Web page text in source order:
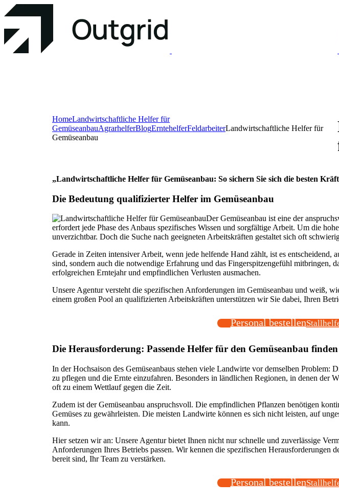
HomeLandwirtschaftliche Helfer für
GemüseanbauAgrarhelferBlogErntehelferFeldarbeiterLandwirtschaftliche Helfer für
Gemüseanbau
„Landwirtschaftliche Helfer für Gemüseanbau: So sichern Sie sich die besten
Die Bedeutung qualifizierter Helfer im Gemüseanbau
Der Gemüseanbau ist eine der
erfordert jede Phase des Anbaus spezifisches Wissen und sorgfältige Arbeit. Um die
unverzichtbar. Doch die Suche nach geeigneten Arbeitskräften gestaltet sich oft
Gerade in Zeiten intensiver Arbeit, wenn jede helfende Hand zählt, ist es
sind, sondern auch die notwendige Erfahrung und das Fingerspitzengefühl mitbringen,
erfolgreichen Erntejahr und empfindlichen Verlusten ausmachen.
Unsere Agentur versteht die spezifischen Anforderungen im Gemüseanbau und weiß,
einem großen Pool an qualifizierten Arbeitskräften unterstützen wir Sie dabei, Ihren
Personal bestellen
Die Herausforderung: Passende Helfer für den Gemüseanbau finden
In der Hochsaison des Gemüseanbaus stehen viele Landwirte vor demselben
zu pflegen und die Ernte einzufahren. Besonders in ländlichen Regionen, in denen der
oft zu einem Wettlauf gegen die Zeit.
Zudem ist der Gemüseanbau anspruchsvoll. Die empfindlichen Pflanzen benötigen
Gemüses zu gewährleisten. Die meisten Landwirte können es sich nicht leisten, auf
kann.
Hier setzen wir an: Unsere Agentur bietet Ihnen nicht nur schnelle und zuverlässige
Anforderungen Ihres Betriebs passen. Wir kennen die spezifischen
bereit sind, Ihr Team zu verstärken.
Personal bestellen